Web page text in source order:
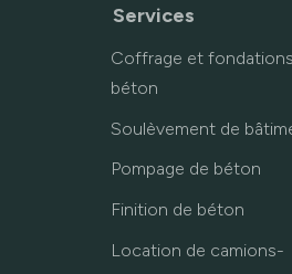
Services
Coffrage et
béton
Soulèvement de
Pompage de béton
Finition de béton
Location de camions-